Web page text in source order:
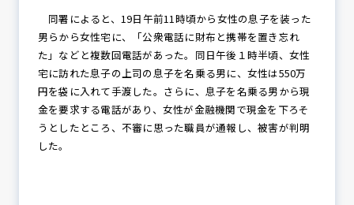
防犯セミナー
防犯対策情報
同署によると、19日午前11時頃から女性の息子を装った
男らから女性宅に、「公衆電話に財布と携帯を置き忘れ
た」などと複数回電話があった。同日午後１時半頃、女性
宅に訪れた息子の上司の息子を名乗る男に、女性は550万
円を袋に入れて手渡した。さらに、息子を名乗る男から現
金を要求する電話があり、女性が金融機関で現金を下ろそ
うとしたところ、不審に思った職員が通報し、被害が判明
した。